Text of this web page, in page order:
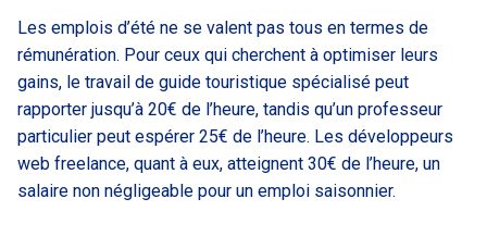
Les emplois d’été ne se valent pas tous en termes de
rémunération. Pour ceux qui cherchent à optimiser leurs
gains, le travail de guide touristique spécialisé peut
rapporter jusqu’à 20€ de l’heure, tandis qu’un professeur
particulier peut espérer 25€ de l’heure. Les développeurs
web freelance, quant à eux, atteignent 30€ de l’heure, un
salaire non négligeable pour un emploi saisonnier.